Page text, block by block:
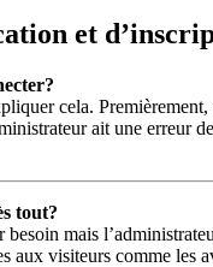
et
cela.
ait une erreur
tout?
besoin mais
aux visiteurs comme les